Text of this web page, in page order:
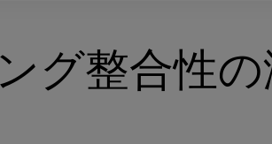
グ整合性